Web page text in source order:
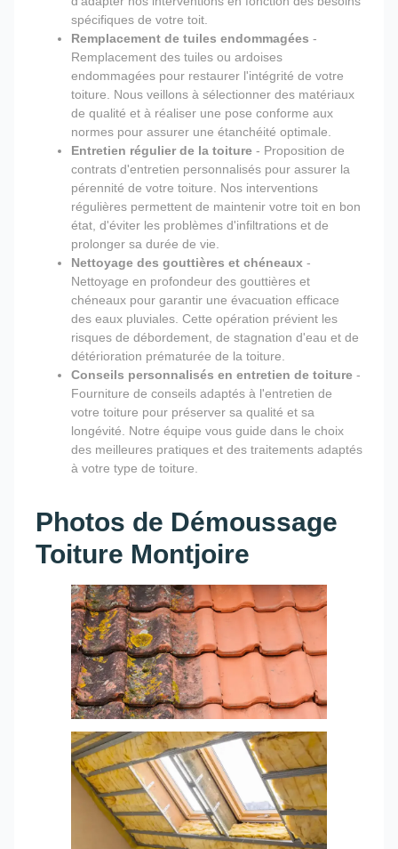
spécifiques de votre toit.
Remplacement de tuiles endommagées -
Remplacement des tuiles ou ardoises
endommagées pour restaurer l'intégrité de votre
toiture. Nous veillons à sélectionner des matériaux
de qualité et à réaliser une pose conforme aux
normes pour assurer une étanchéité optimale.
Entretien régulier de la toiture - Proposition de
contrats d'entretien personnalisés pour assurer la
pérennité de votre toiture. Nos interventions
régulières permettent de maintenir votre toit en bon
état, d'éviter les problèmes d'infiltrations et de
prolonger sa durée de vie.
Nettoyage des gouttières et chéneaux -
Nettoyage en profondeur des gouttières et
chéneaux pour garantir une évacuation efficace
des eaux pluviales. Cette opération prévient les
risques de débordement, de stagnation d'eau et de
détérioration prématurée de la toiture.
Conseils personnalisés en entretien de toiture -
Fourniture de conseils adaptés à l'entretien de
votre toiture pour préserver sa qualité et sa
longévité. Notre équipe vous guide dans le choix
des meilleures pratiques et des traitements adaptés
à votre type de toiture.
Photos de Démoussage
Toiture Montjoire